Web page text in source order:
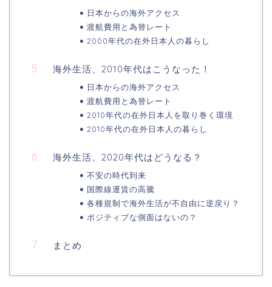
日本からの海外アクセス
渡航費用と為替レート
2000年代の在外日本人の暮らし
海外生活、2010年代はこうなった！
日本からの海外アクセス
渡航費用と為替レート
2010年代の在外日本人を取り巻く環境
2010年代の在外日本人の暮らし
海外生活、2020年代はどうなる？
不安の時代到来
国際線運賃の高騰
各種規制で海外生活が不自由に逆戻り？
ポジティブな側面はないの？
まとめ